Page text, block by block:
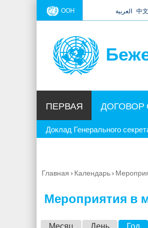
ООН العربية 中文
ПЕРВАЯ ДОГОВОР
Доклад Генерального
Вы
Главная › Календарь›
Мероприятия в